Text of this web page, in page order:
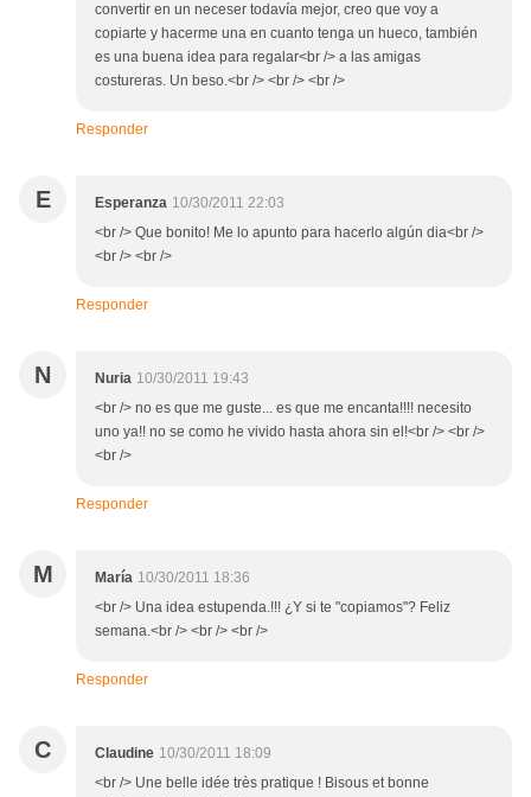
convertir en un neceser todavía mejor, creo que voy a
copiarte y hacerme una en cuanto tenga un hueco, también
es una buena idea para regalar<br /> a las amigas
costureras. Un beso.<br /> <br /> <br />
Responder
E Esperanza 10/30/2011 22:03
<br /> Que bonito! Me lo apunto para hacerlo algún dia<br />
<br /> <br />
Responder
N Nuria 10/30/2011 19:43
<br /> no es que me guste... es que me encanta!!!! necesito
uno ya!! no se como he vivido hasta ahora sin el!<br /> <br />
<br />
Responder
M María 10/30/2011 18:36
<br /> Una idea estupenda.!!! ¿Y si te "copiamos"? Feliz
semana.<br /> <br /> <br />
Responder
C Claudine 10/30/2011 18:09
<br /> Une belle idée très pratique ! Bisous et bonne